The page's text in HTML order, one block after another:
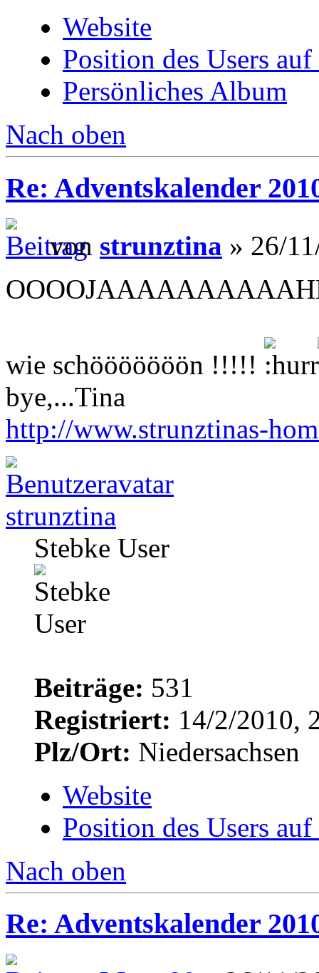
Website
Position des Users
Persönliches Album
Nach oben
Re: Adventskalender
von strunztina » 26/
wie schööööööön !!!!!
bye,...Tina
http://www.strunztinas-
strunztina
Stebke User
Beiträge: 531
Registriert: 14/2/2010,
Plz/Ort: Niedersachsen
Website
Position des Users
Nach oben
Re: Adventskalender